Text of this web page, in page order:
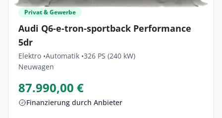
Privat & Gewerbe
Audi Q6-e-tron-sportback Performance
5dr
Elektro •Automatik •326 PS (240 kW)
Neuwagen
87.990,00 €
Finanzierung durch Anbieter